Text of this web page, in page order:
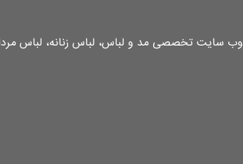
وب سایت تخصصی مد و لباس، لباس زنانه، لباس